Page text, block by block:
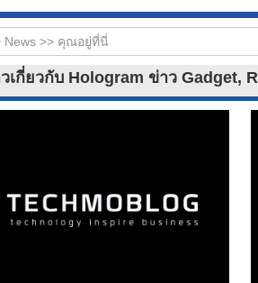
News >> คุณอยู่ที่นี่
เกี่ยวกับ Hologram ข่าว Gadget,